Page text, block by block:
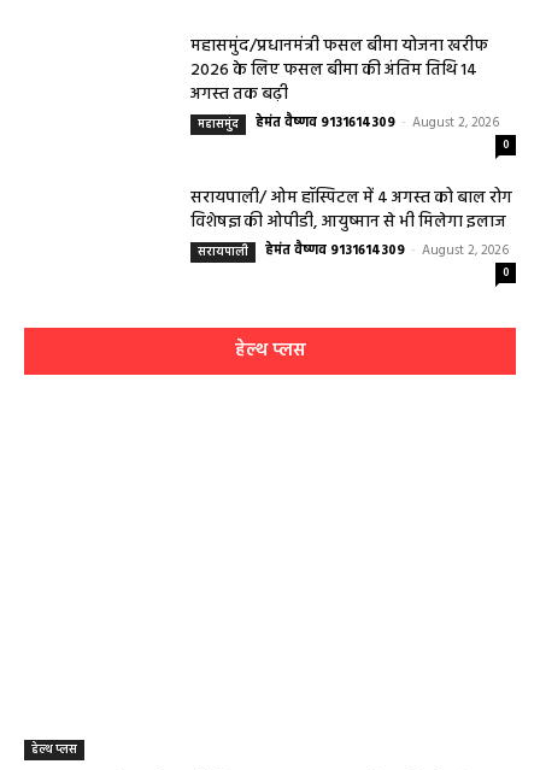
महासमुंद/प्रधानमंत्री फसल बीमा योजना खरीफ
2026 के लिए फसल बीमा की अंतिम तिथि 14
अगस्त तक बढ़ी
महासमुंद हेमंत वैष्णव 9131614309 - August 2, 2026
0
सरायपाली/ ओम हॉस्पिटल में 4 अगस्त को बाल रोग
विशेषज्ञ की ओपीडी, आयुष्मान से भी मिलेगा इलाज
सरायपाली हेमंत वैष्णव 9131614309 - August 2, 2026
0
हेल्थ प्लस
हेल्थ प्लस